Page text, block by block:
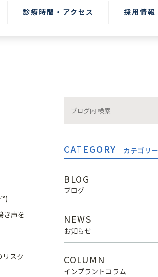
診療時間・アクセス 採用情報
き声を
リスク
CATEGORY カテゴリー
BLOG
ブログ
NEWS
お知らせ
COLUMN
インプラントコラム